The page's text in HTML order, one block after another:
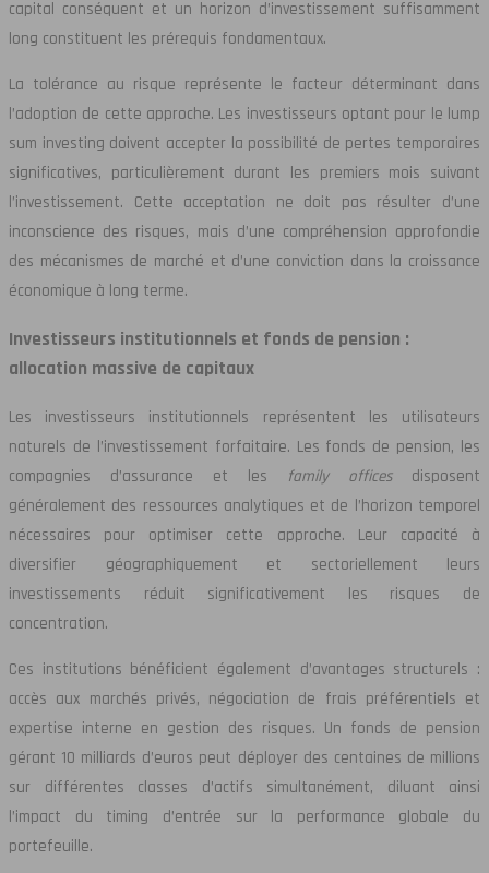
capital conséquent et un horizon d’investissement suffisamment
long constituent les prérequis fondamentaux.
La tolérance au risque représente le facteur déterminant dans
l’adoption de cette approche. Les investisseurs optant pour le lump
sum investing doivent accepter la possibilité de pertes temporaires
significatives, particulièrement durant les premiers mois suivant
l’investissement. Cette acceptation ne doit pas résulter d’une
inconscience des risques, mais d’une compréhension approfondie
des mécanismes de marché et d’une conviction dans la croissance
économique à long terme.
Investisseurs institutionnels et fonds de pension :
allocation massive de capitaux
Les investisseurs institutionnels représentent les utilisateurs
naturels de l’investissement forfaitaire. Les fonds de pension, les
compagnies d’assurance et les
family offices disposent
généralement des ressources analytiques et de l’horizon temporel
nécessaires pour optimiser cette approche. Leur capacité à
diversifier géographiquement et sectoriellement leurs
investissements réduit significativement les risques de
concentration.
Ces institutions bénéficient également d’avantages structurels :
accès aux marchés privés, négociation de frais préférentiels et
expertise interne en gestion des risques. Un fonds de pension
gérant 10 milliards d’euros peut déployer des centaines de millions
sur différentes classes d’actifs simultanément, diluant ainsi
l’impact du timing d’entrée sur la performance globale du
portefeuille.